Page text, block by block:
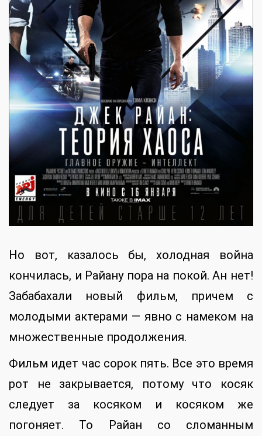
Но вот, казалось бы, холодная война
кончилась, и Райану пора на покой. Ан нет!
Забабахали новый фильм, причем с
молодыми актерами — явно с намеком на
множественные продолжения.
Фильм идет час сорок пять. Все это время
рот не закрывается, потому что косяк
следует за косяком и косяком же
погоняет. То Райан со сломанным